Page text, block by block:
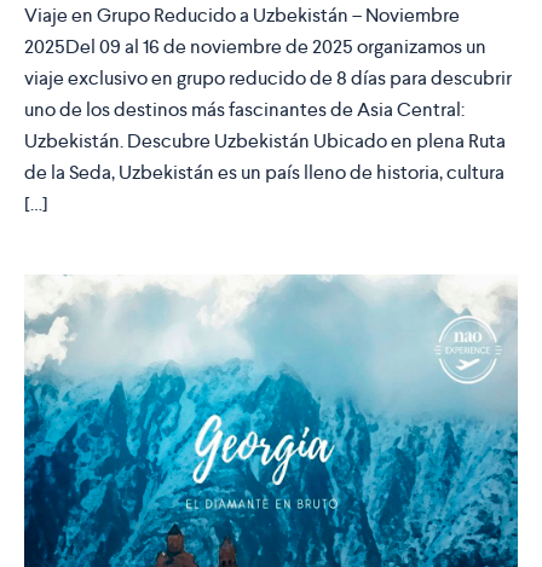
Viaje en Grupo Reducido a Uzbekistán – Noviembre
2025Del 09 al 16 de noviembre de 2025 organizamos un
viaje exclusivo en grupo reducido de 8 días para descubrir
uno de los destinos más fascinantes de Asia Central:
Uzbekistán. Descubre Uzbekistán Ubicado en plena Ruta
de la Seda, Uzbekistán es un país lleno de historia, cultura
[…]